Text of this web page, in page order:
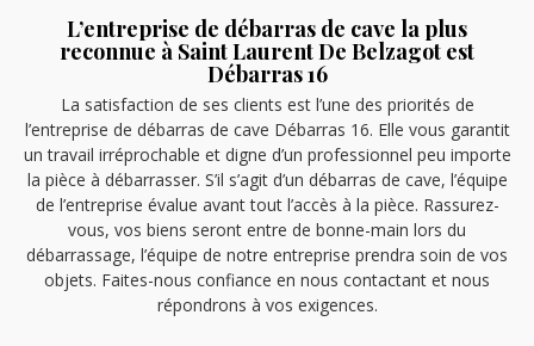
L’entreprise de débarras de cave la plus
reconnue à Saint Laurent De Belzagot est
Débarras 16
La satisfaction de ses clients est l’une des priorités de
l’entreprise de débarras de cave Débarras 16. Elle vous garantit
un travail irréprochable et digne d’un professionnel peu importe
la pièce à débarrasser. S’il s’agit d’un débarras de cave, l’équipe
de l’entreprise évalue avant tout l’accès à la pièce. Rassurez-
vous, vos biens seront entre de bonne-main lors du
débarrassage, l’équipe de notre entreprise prendra soin de vos
objets. Faites-nous confiance en nous contactant et nous
répondrons à vos exigences.